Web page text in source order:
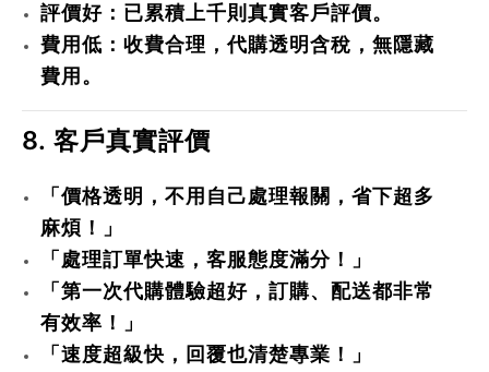
評價好：已累積上千則真實客戶評價。
費用低 ：收費合理，代購透明含稅，無隱藏
費用。
8. 客戶真實評價
「價格透明，不用自己處理報關，省下超多
麻煩！」
「處理訂單快速，客服態度滿分！」
「第一次代購體驗超好，訂購、配送都非常
有效率！」
「速度超級快，回覆也清楚專業！」